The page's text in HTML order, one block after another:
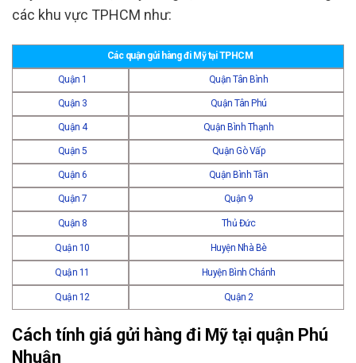
các khu vực TPHCM như:
Các quận gửi hàng đi Mỹ tại TPHCM
Quận 1 Quận Tân Bình
Quận 3 Quận Tân Phú
Quận 4 Quận Bình Thạnh
Quận 5 Quận Gò Vấp
Quận 6 Quận Bình Tân
Quận 7 Quận 9
Quận 8 Thủ Đức
Quận 10 Huyện Nhà Bè
Quận 11 Huyện Bình Chánh
Quận 12 Quận 2
Cách tính giá gửi hàng đi Mỹ tại quận Phú
Nhuận